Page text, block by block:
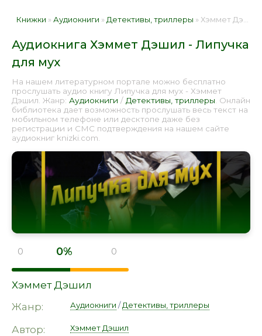
Книжки »Аудиокниги » Детективы, триллеры » Хэммет Дэшил - Липучка для мух 📕 - Книга онлайн бесплатно
Аудиокнига Хэммет Дэшил - Липучка
для мух
На нашем литературном портале можно бесплатно
прослушать аудио книгу Липучка для мух - Хэммет
Дэшил. Жанр: Аудиокниги / Детективы, триллеры . Онлайн
библиотека дает возможность прослушать весь текст на
мобильном телефоне или десктопе даже без
регистрации и СМС подтверждения на нашем сайте
аудиокниг knizki.com.
0 0% 0
Хэммет Дэшил
Жанр:
Аудиокниги /Детективы, триллеры
Автор: Хэммет Дэшил